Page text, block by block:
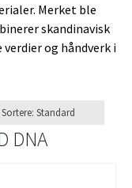
Merket ble
skandinavisk
og håndverk i
DNA